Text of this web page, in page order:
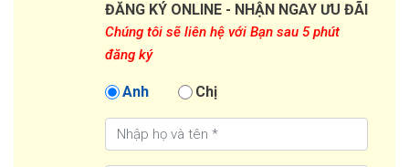
ĐĂNG KÝ ONLINE - NHẬN NGAY ƯU ĐÃI
Chúng tôi sẽ liên hệ với Bạn sau 5 phút
đăng ký
Anh Chị